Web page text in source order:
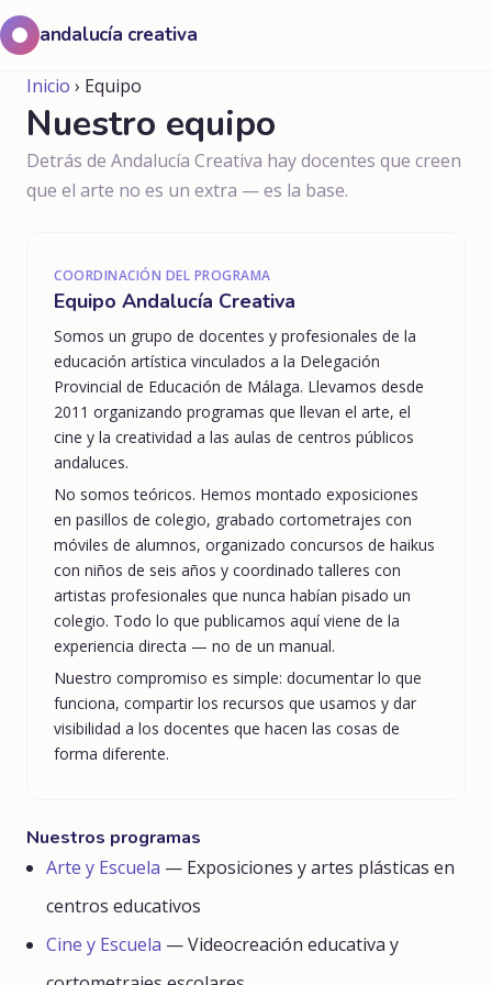
andalucía creativa
Inicio › Equipo
Nuestro equipo
Detrás de Andalucía Creativa hay docentes que creen
que el arte no es un extra — es la base.
COORDINACIÓN DEL PROGRAMA
Equipo Andalucía Creativa
Somos un grupo de docentes y profesionales de la
educación artística vinculados a la Delegación
Provincial de Educación de Málaga. Llevamos desde
2011 organizando programas que llevan el arte, el
cine y la creatividad a las aulas de centros públicos
andaluces.
No somos teóricos. Hemos montado exposiciones
en pasillos de colegio, grabado cortometrajes con
móviles de alumnos, organizado concursos de haikus
con niños de seis años y coordinado talleres con
artistas profesionales que nunca habían pisado un
colegio. Todo lo que publicamos aquí viene de la
experiencia directa — no de un manual.
Nuestro compromiso es simple: documentar lo que
funciona, compartir los recursos que usamos y dar
visibilidad a los docentes que hacen las cosas de
forma diferente.
Nuestros programas
Arte y Escuela — Exposiciones y artes plásticas en
centros educativos
Cine y Escuela — Videocreación educativa y